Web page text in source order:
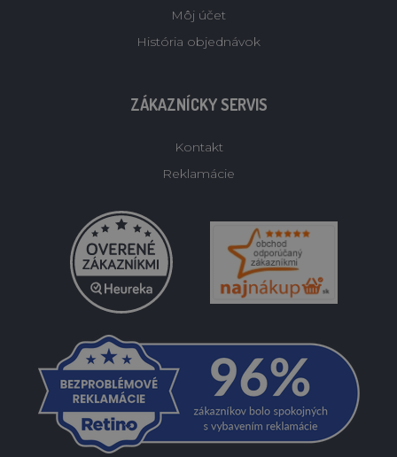
Môj účet
História objednávok
ZÁKAZNÍCKY SERVIS
Kontakt
Reklamácie